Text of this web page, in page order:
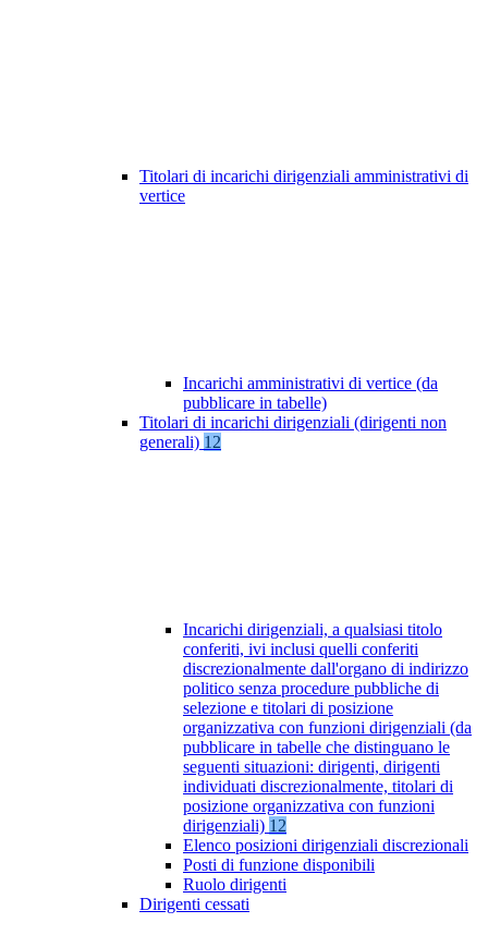
Titolari di incarichi dirigenziali amministrativi di
vertice
Incarichi amministrativi di vertice (da
pubblicare in tabelle)
Titolari di incarichi dirigenziali (dirigenti non
generali) 12
Incarichi dirigenziali, a qualsiasi titolo
conferiti, ivi inclusi quelli conferiti
discrezionalmente dall'organo di indirizzo
politico senza procedure pubbliche di
selezione e titolari di posizione
organizzativa con funzioni dirigenziali (da
pubblicare in tabelle che distinguano le
seguenti situazioni: dirigenti, dirigenti
individuati discrezionalmente, titolari di
posizione organizzativa con funzioni
dirigenziali) 12
Elenco posizioni dirigenziali discrezionali
Posti di funzione disponibili
Ruolo dirigenti
Dirigenti cessati